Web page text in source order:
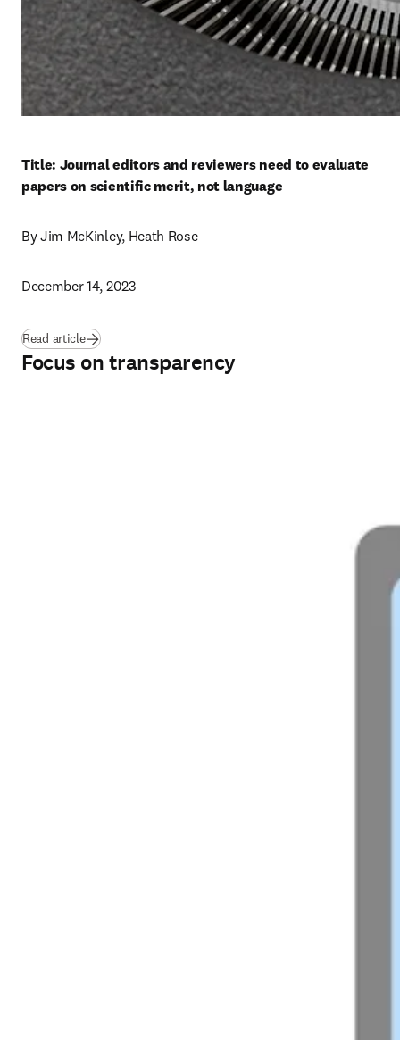
Title: Journal editors and reviewers need to evaluate
papers on scientific merit, not language
By Jim McKinley, Heath Rose
December 14, 2023
Read article
Focus on transparency